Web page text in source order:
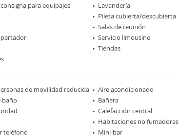
para equipajes
Lavandería
Pileta cubierta/descubierta
Salas de reunión
Servicio limousine
Tiendas
de movilidad reducida Aire acondicionado
baño
Bañera
Calefacción central
Habitaciones no fumadores
teléfono
Mini-bar